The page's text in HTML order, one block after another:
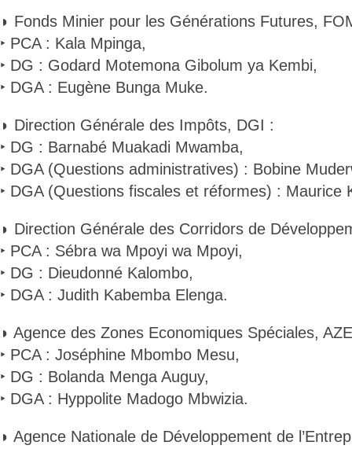
◗ Fonds Minier pour les Générations Futures,
‣ PCA : Kala Mpinga,
‣ DG : Godard Motemona Gibolum ya Kembi,
‣ DGA : Eugène Bunga Muke.
◗ Direction Générale des Impôts, DGI :
‣ DG : Barnabé Muakadi Mwamba,
‣ DGA (Questions administratives) : Bobine
‣ DGA (Questions fiscales et réformes) : Maurice
◗ Direction Générale des Corridors de
‣ PCA : Sébra wa Mpoyi wa Mpoyi,
‣ DG : Dieudonné Kalombo,
‣ DGA : Judith Kabemba Elenga.
◗ Agence des Zones Economiques Spéciales,
‣ PCA : Joséphine Mbombo Mesu,
‣ DG : Bolanda Menga Auguy,
‣ DGA : Hyppolite Madogo Mbwizia.
◗ Agence Nationale de Développement de